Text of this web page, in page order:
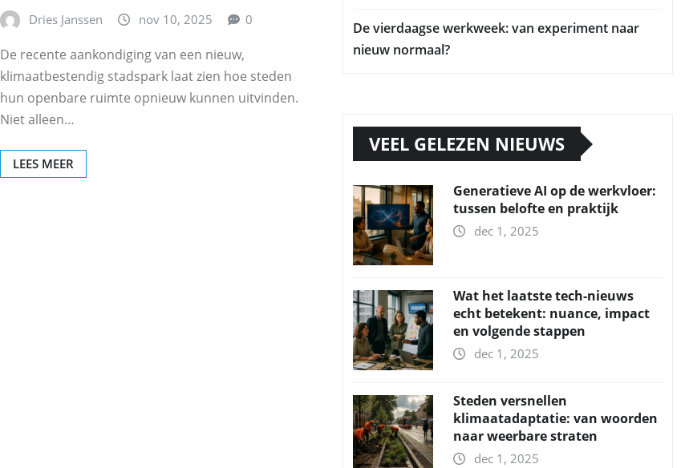
Dries Janssen nov 10, 2025 0
De recente aankondiging van een nieuw,
klimaatbestendig stadspark laat zien hoe steden
hun openbare ruimte opnieuw kunnen uitvinden.
Niet alleen…
LEES MEER
De vierdaagse werkweek: van experiment naar
nieuw normaal?
VEEL GELEZEN NIEUWS
Generatieve AI op de werkvloer:
tussen belofte en praktijk
dec 1, 2025
Wat het laatste tech-nieuws
echt betekent: nuance, impact
en volgende stappen
dec 1, 2025
Steden versnellen
klimaatadaptatie: van woorden
naar weerbare straten
dec 1, 2025